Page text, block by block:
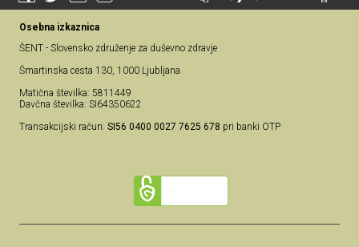
Osebna izkaznica
ŠENT - Slovensko združenje za duševno zdravje
Šmartinska cesta 130, 1000 Ljubljana
Matična številka: 5811449
Davčna številka: SI64350622
Transakcijski račun: SI56 0400 0027 7625 678 pri banki OTP